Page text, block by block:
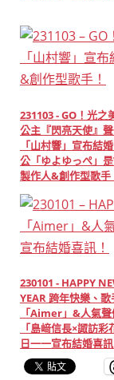
231103 - GO！光之
公主『閃亮天使』
「山村響」宣布結
公「ゆよゆっぺ」
製作人&創作型歌手
230101 - HAPPY
YEAR 跨年快樂、歌
「Aimer」&人氣聲
「島﨑信長×諏訪彩
日一一宣布結婚喜訊